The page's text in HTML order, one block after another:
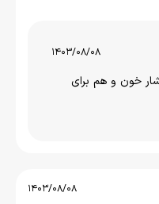
1403/08/08
خون و هم برای
1403/08/08